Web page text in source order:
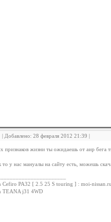
Добавлено: 28 февраля 2012 21:39 |
признаков жизни ты ожидаешь от аир бега
то у нас мануалы на сайту есть, можешь
Cefiro PA32 [ 2.5 25 S touring ] : moi-nissan.ru
TEANA j31 4WD